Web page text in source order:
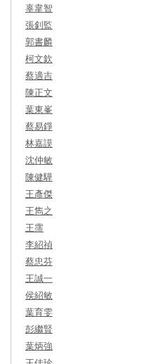
辜韋智
張釗監
郭書麟
柯文欽
蔡適吉
陳正文
葉東峯
蔡易錚
林嘉謨
沈仲敏
陳健驊
王彥傑
王雋之
王霈
李紹禎
蔡忠芬
王誠一
侯紹敏
葉育雯
彭繼賢
葉炳強